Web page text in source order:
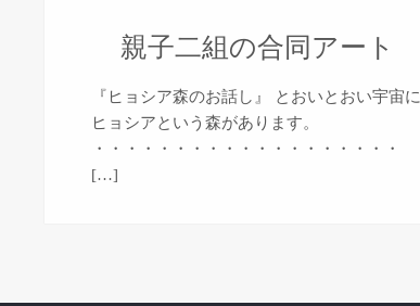
親子二組の合同アート
『ヒョシア森のお話し』 とおいとおい宇宙に
ヒョシアという森があります。
・・・・・・・・・・・・・・・・・・・
[…]